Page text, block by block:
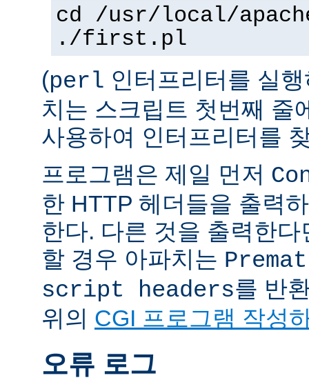
cd /usr/local/
./first.pl
(perl 인터프리터를 실
치는 스크립트 첫번째 줄
사용하여 인터프리터를
프로그램은 제일 먼저
한 HTTP 헤더들을 출력
한다. 다른 것을 출력한
할 경우 아파치는
script headers를 반
위의 CGI 프로그램 작성
오류 로그